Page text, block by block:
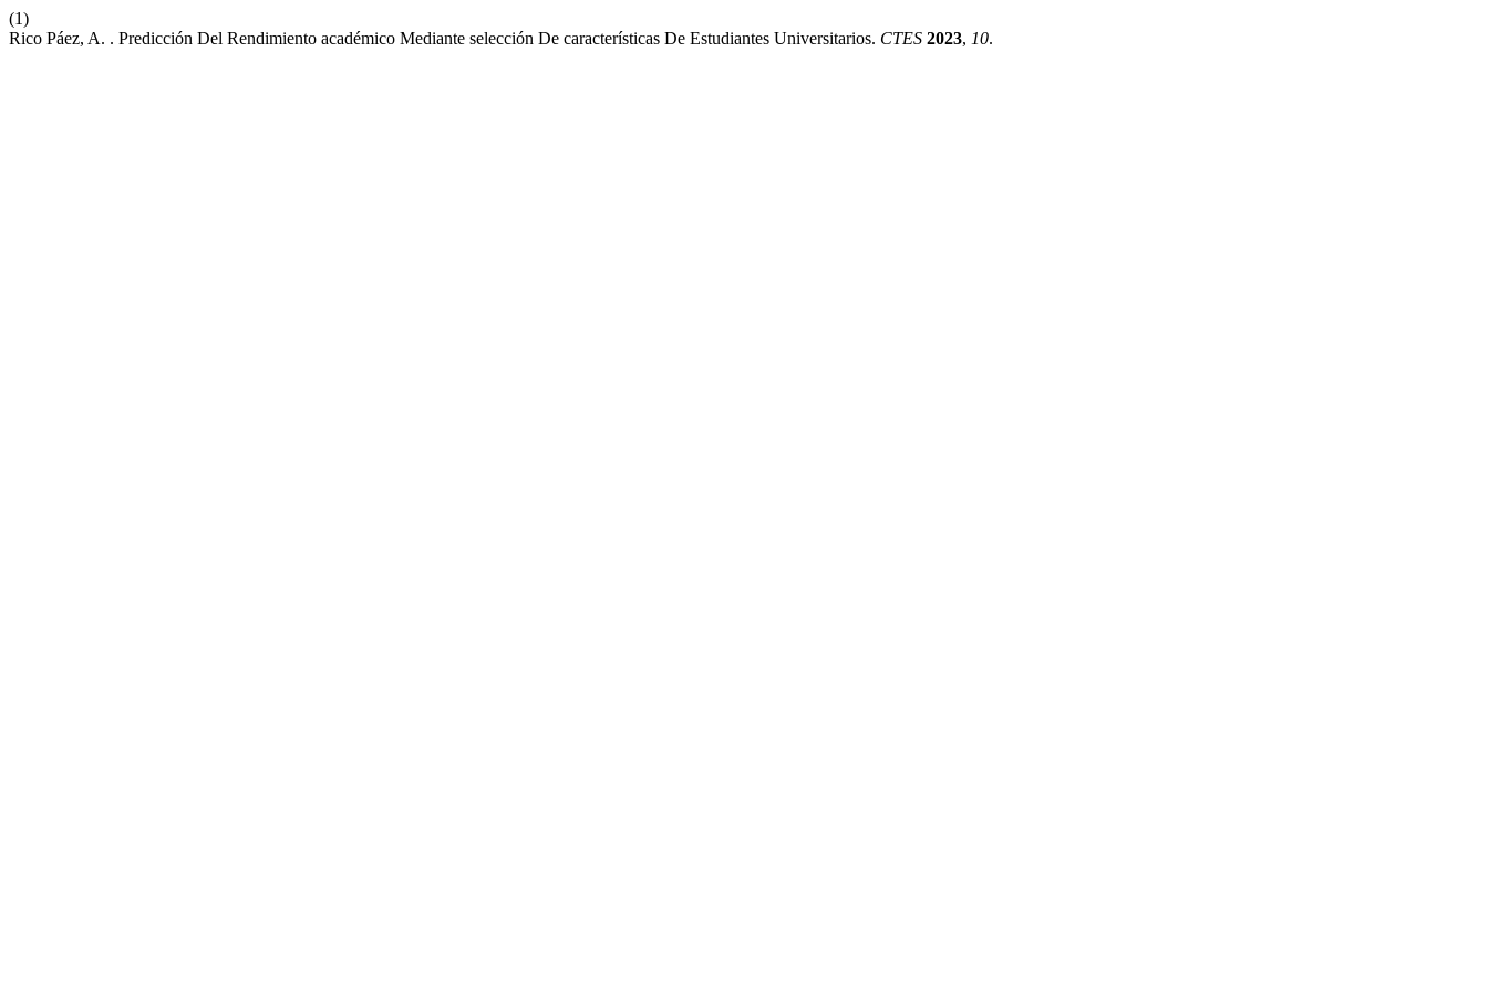
(1)
Rico Páez, A. . Predicción Del Rendimiento académico Mediante selección De características De Estudiantes Universitarios. CTES 2023, 10.